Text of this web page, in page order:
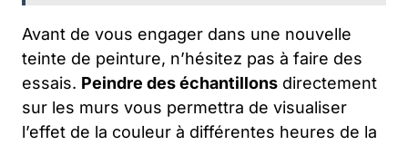
Avant de vous engager dans une nouvelle
teinte de peinture, n’hésitez pas à faire des
essais. Peindre des échantillons directement
sur les murs vous permettra de visualiser
l’effet de la couleur à différentes heures de la